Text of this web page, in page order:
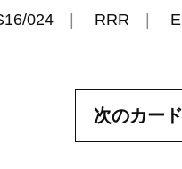
024 RRR
次のカード